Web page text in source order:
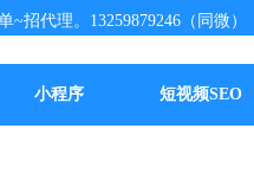
招代理。13259879246（同微）
小程序 短视频SEO